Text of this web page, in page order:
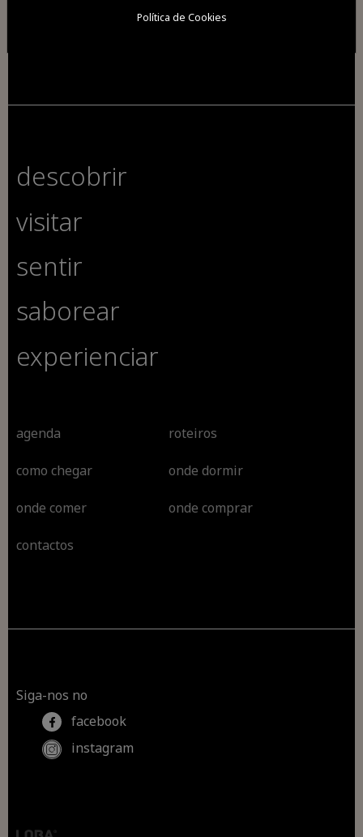
descobrir
visitar
sentir
saborear
experienciar
agenda roteiros
como chegar onde dormir
onde comer onde comprar
contactos
Siga-nos no
facebook
instagram
Política de Cookies